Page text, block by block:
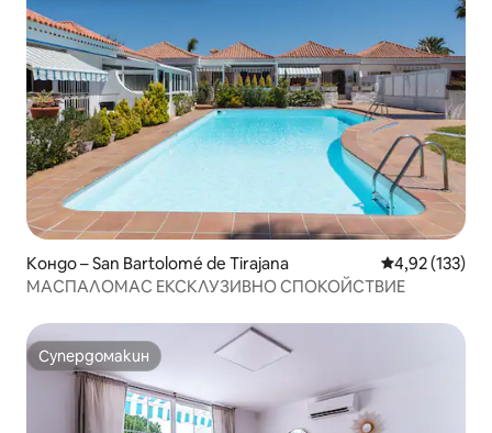
Кондо – San Bartolomé de Tirajana Средна
4,92 (133)
МАСПАЛОМАС ЕКСКЛУЗИВНО СПОКОЙСТВИЕ
Супердомакин
Супердомакин